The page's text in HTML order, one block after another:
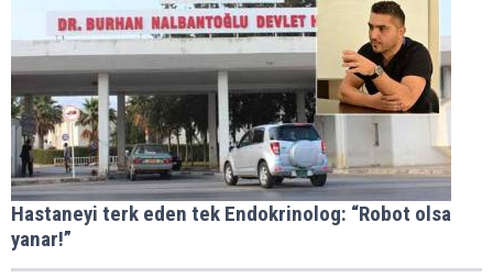
Hastaneyi terk eden tek Endokrinolog: “Robot olsa
yanar!”